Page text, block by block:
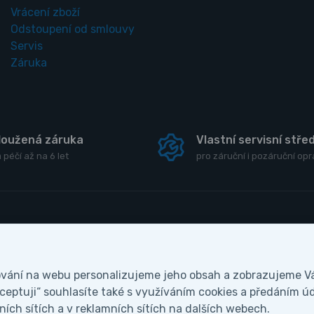
bude naše firma ve dnech od 27.7. do 9.8.2026
Vrácení zboží
Odstoupení od smlouvy
Servis
Záruka
záruka
péčí až na 6 let
Vlastní servisní
pro záruční i pozáruční
na webu personalizujeme jeho obsah a zobrazujeme
souhlasíte také s využíváním cookies a předáním
sítích a v reklamních sítích na dalších webech.